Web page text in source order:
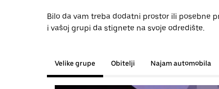
Bilo da vam treba dodatni prostor ili posebne
i vašoj grupi da stignete na svoje odredište.
Velike grupe Obitelji Najam automobila